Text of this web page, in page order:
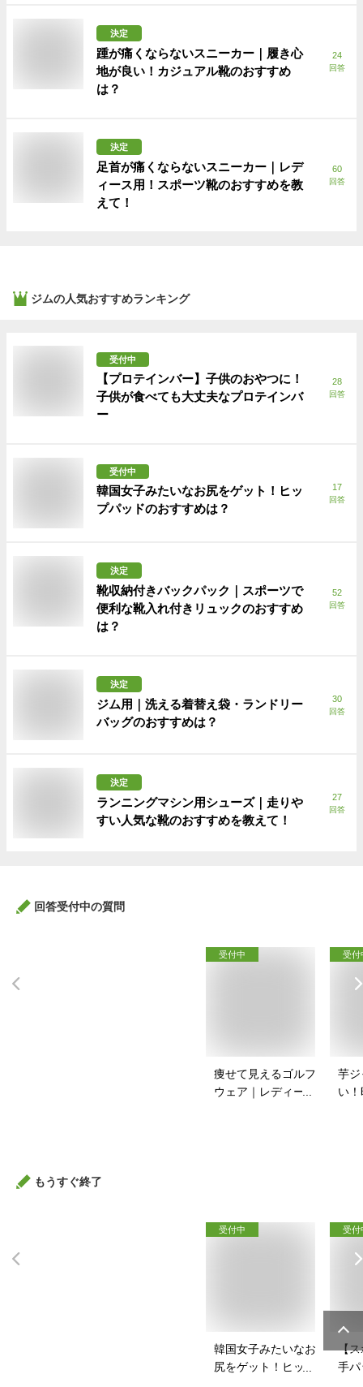
決定
踵が痛くならないスニーカー｜履き心
地が良い！カジュアル靴のおすすめ
は？
24
回答
決定
足首が痛くならないスニーカー｜レデ
ィース用！スポーツ靴のおすすめを教
えて！
60
回答
ジムの人気おすすめランキング
受付中
【プロテインバー】子供のおやつに！
子供が食べても大丈夫なプロテインバ
ー
28
回答
受付中
韓国女子みたいなお尻をゲット！ヒッ
プパッドのおすすめは？
17
回答
決定
靴収納付きバックパック｜スポーツで
便利な靴入れ付きリュックのおすすめ
は？
52
回答
決定
ジム用｜洗える着替え袋・ランドリー
バッグのおすすめは？
30
回答
決定
ランニングマシン用シューズ｜走りや
すい人気な靴のおすすめを教えて！
27
回答
回答受付中の質問
受付中
痩せて見えるゴルフ
ウェア｜レディース
受付
芋ジ
い
もうすぐ終了
受付中
韓国女子みたいなお
尻をゲット！ヒップ
受付
【ス
手パ